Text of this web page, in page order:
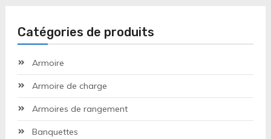
Catégories de produits
Armoire
Armoire de charge
Armoires de rangement
Banquettes